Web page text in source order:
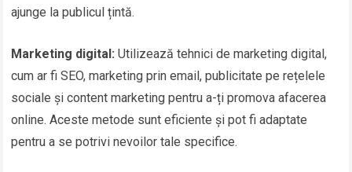
ajunge la publicul țintă.
Marketing digital: Utilizează tehnici de marketing digital,
cum ar fi SEO, marketing prin email, publicitate pe rețelele
sociale și content marketing pentru a-ți promova afacerea
online. Aceste metode sunt eficiente și pot fi adaptate
pentru a se potrivi nevoilor tale specifice.